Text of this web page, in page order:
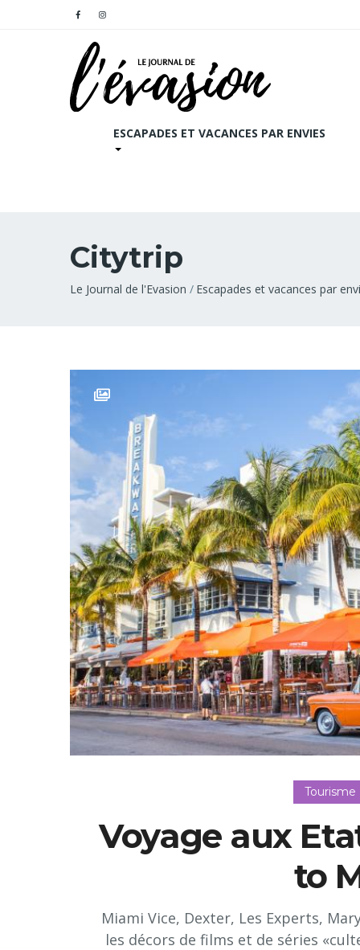
ESCAPADES ET VACANCES PAR ENVIES
Citytrip
Fil
Le Journal de l'Evasion Escapades et vacances par
Voyage aux
to
Miami Vice, Dexter, Les Experts,
les décors de films et de séries